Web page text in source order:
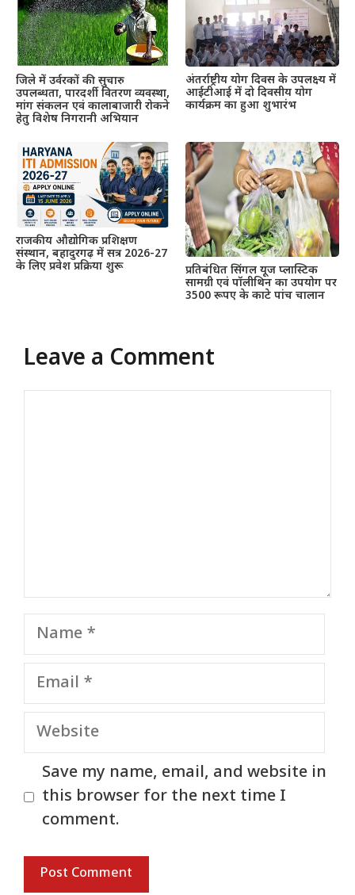
जिले में उर्वरकों की सुचारु
उपलब्धता, पारदर्शी वितरण व्यवस्था,
मांग संकलन एवं कालाबाजारी रोकने
हेतु विशेष निगरानी अभियान
अंतर्राष्ट्रीय योग दिवस के उपलक्ष्य में
आईटीआई में दो दिवसीय योग
कार्यक्रम का हुआ शुभारंभ
राजकीय औद्योगिक प्रशिक्षण
संस्थान, बहादुरगढ़ में सत्र 2026-27
के लिए प्रवेश प्रक्रिया शुरू
प्रतिबंधित सिंगल यूज प्लास्टिक
सामग्री एवं पॉलीथिन का उपयोग पर
3500 रूपए के काटे पांच चालान
Leave a Comment
Name
Email
Website
Save my name, email, and website in
this browser for the next time I
comment.